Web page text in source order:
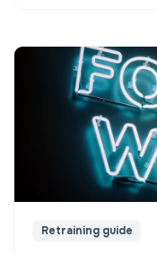
Retraining guide